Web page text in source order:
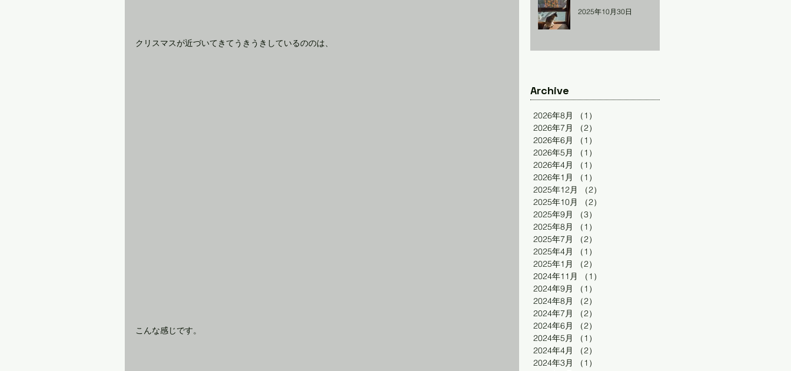
クリスマスが近づいてきてうきうきしているののは、
こんな感じです。
2025年10月30日
Archive
2026年8月 （1）
2026年7月
（2）
2026年6月
（1）
2026年5月
（1）
2026年4月
（1）
2026年1月
（1）
2025年12月
（2）
2025年10月
（2）
2025年9月
（3）
2025年8月
（1）
2025年7月
（2）
2025年4月
（1）
2025年1月
（2）
2024年11月
（1）
2024年9月
（1）
2024年8月
（2）
2024年7月
（2）
2024年6月
（2）
2024年5月
（1）
2024年4月
（2）
2024年3月
（1）